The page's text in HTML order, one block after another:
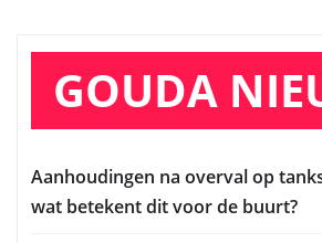
GOUDA
Aanhoudingen na overval op
wat betekent dit voor de buurt?